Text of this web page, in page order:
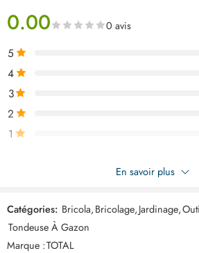
0.00 0 avis
5
4
3
2
1
Soyez le premier à donner votre avis sur
essence 3.5kw/196cc
Commentaires
Il n'y a pas encore de critiques.
En savoir plus
Catégories: Bricola,Bricolage,Jardinage,
Tondeuse À Gazon
Marque :TOTAL